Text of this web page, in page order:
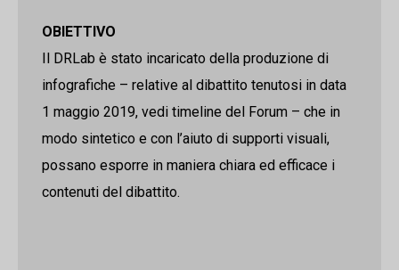
OBIETTIVO
Il DRLab è stato incaricato della produzione di
infografiche – relative al dibattito tenutosi in data
1 maggio 2019, vedi timeline del Forum – che in
modo sintetico e con l’aiuto di supporti visuali,
possano esporre in maniera chiara ed efficace i
contenuti del dibattito.